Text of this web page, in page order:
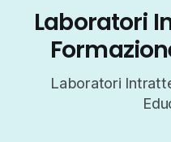
Laboratori
Laboratori